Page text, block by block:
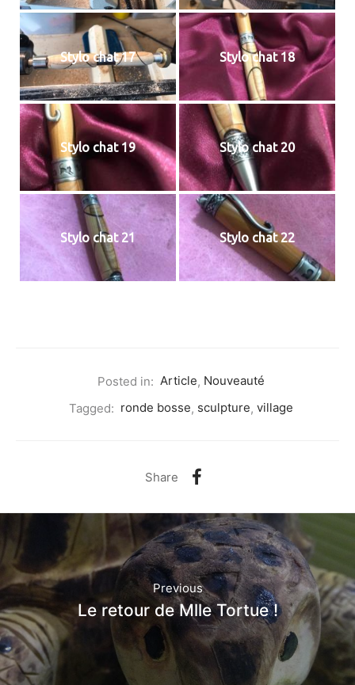
Stylo chat 17 Stylo chat 18
Stylo chat 19 Stylo chat 20
Stylo chat 21 Stylo chat 22
Posted in: Article, Nouveauté
Tagged: ronde bosse, sculpture, village
Share
Previous
Le retour de Mlle Tortue !